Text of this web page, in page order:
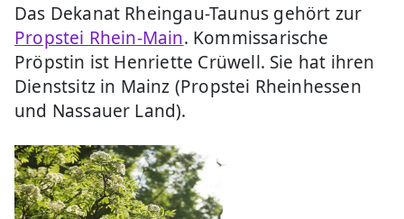
Das Dekanat Rheingau-Taunus gehört zur
Propstei Rhein-Main. Kommissarische
Pröpstin ist Henriette Crüwell. Sie hat ihren
Dienstsitz in Mainz (Propstei Rheinhessen
und Nassauer Land).